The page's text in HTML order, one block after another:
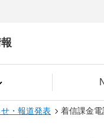
・報道発表 着信課金